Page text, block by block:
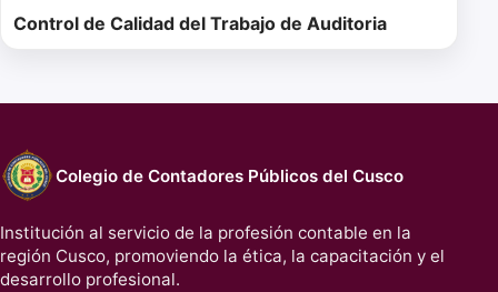
Control de Calidad del Trabajo de Auditoria
Colegio de Contadores Públicos del Cusco
Institución al servicio de la profesión contable en la
región Cusco, promoviendo la ética, la capacitación y el
desarrollo profesional.